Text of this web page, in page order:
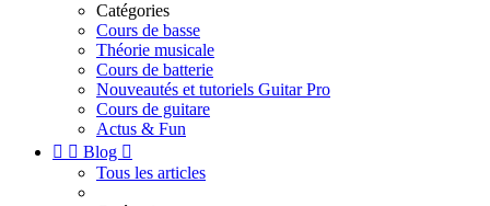
Catégories
Cours de basse
Théorie musicale
Cours de batterie
Nouveautés et tutoriels Guitar Pro
Cours de guitare
Actus & Fun
  Blog 
Tous les articles